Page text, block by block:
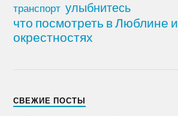
транспорт улыбнитесь
что посмотреть в Люблине и
окрестностях
СВЕЖИЕ ПОСТЫ